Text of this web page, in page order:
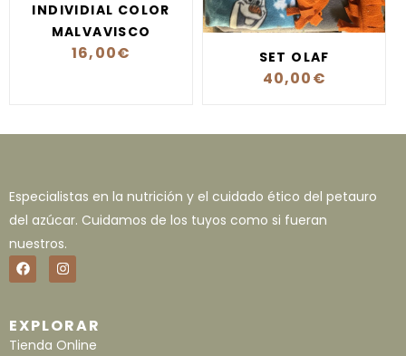
INDIVIDIAL COLOR
MALVAVISCO
16,00€ SET OLAF
40,00€
Especialistas en la nutrición y el cuidado ético del petauro
del azúcar. Cuidamos de los tuyos como si fueran
nuestros.
EXPLORAR
Tienda Online